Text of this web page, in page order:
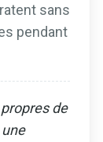
sans
pendant
de